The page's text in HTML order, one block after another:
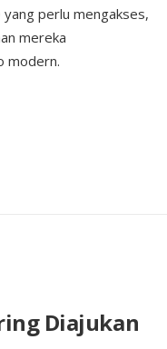
yang perlu mengakses,
mereka
modern.
Diajukan